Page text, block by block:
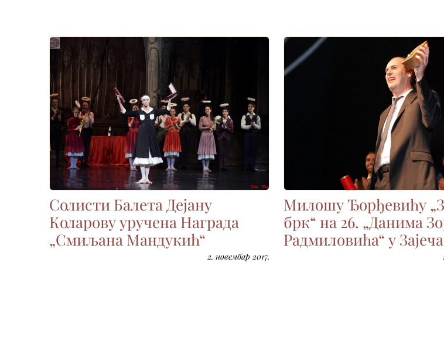
Солисти Балета Дејану
Коларову уручена Награда
„Смиљана Мандукић“
2. новембар 2017.
Милошу Ђорђевићу
брк“ на 26. „Данима
Радмиловића“ у